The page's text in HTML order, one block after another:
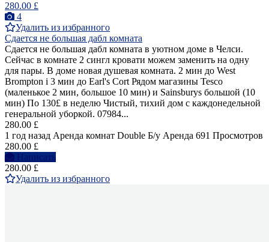
280.00 £
4
Удалить из избранного
Сдается не большая дабл комната
Сдается не большая дабл комната в уютном доме в Челси.
Сейчас в комнате 2 сингл кровати можем заменить на одну
для пары. В доме новая душевая комната. 2 мин до West
Brompton i 3 мин до Earl's Cort Рядом магазины Tesco
(маленькое 2 мин, большое 10 мин) и Sainsburys большой (10
мин) По 130£ в неделю Чистый, тихий дом с каждонедельной
генеральной уборкой. 07984...
280.00 £
1 год назад Аренда комнат Double Б/у Аренда 691 Просмотров
280.00 £
Написать
280.00 £
Удалить из избранного